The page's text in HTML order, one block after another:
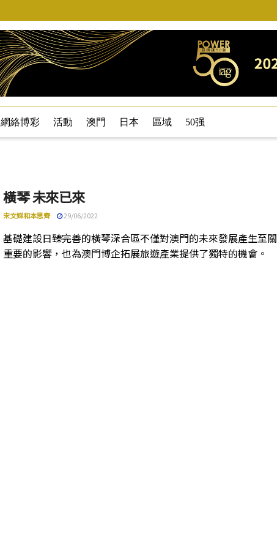
網絡博彩 活動 澳門 日本 區域 50强
橫琴 未來已來
宋文娣和本思齊 29/06/2022
基礎建設日臻完善的橫琴深合區不僅對澳門的未來發展產生至關
重要的影響，也為澳門博企拓展旅遊產業提供了獨特的機會。